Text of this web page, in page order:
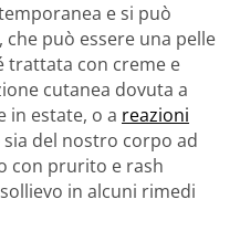
e si può
può essere una pelle
trattata con creme e
cutanea dovuta a
in estate, o a reazioni
sia del nostro corpo ad
con prurito e rash
in alcuni rimedi